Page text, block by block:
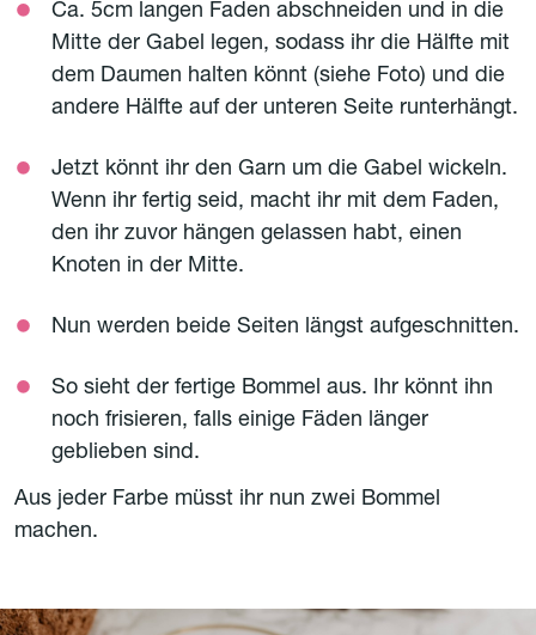
Ca. 5cm langen Faden abschneiden und in die
Mitte der Gabel legen, sodass ihr die Hälfte mit
dem Daumen halten könnt (siehe Foto) und die
andere Hälfte auf der unteren Seite runterhängt.
Jetzt könnt ihr den Garn um die Gabel wickeln.
Wenn ihr fertig seid, macht ihr mit dem Faden,
den ihr zuvor hängen gelassen habt, einen
Knoten in der Mitte.
Nun werden beide Seiten längst aufgeschnitten.
So sieht der fertige Bommel aus. Ihr könnt ihn
noch frisieren, falls einige Fäden länger
geblieben sind.
Aus jeder Farbe müsst ihr nun zwei Bommel
machen.